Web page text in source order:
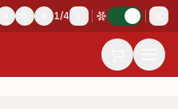
1/4